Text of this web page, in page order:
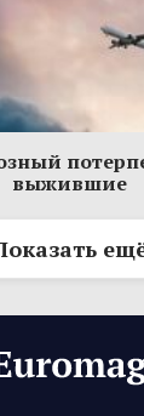
выжившие